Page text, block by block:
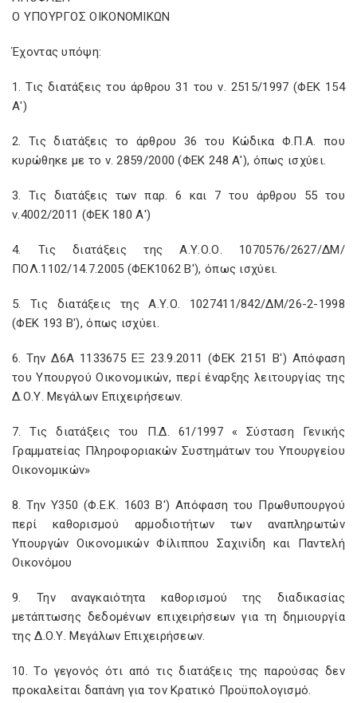
Ο ΥΠΟΥΡΓΟΣ ΟΙΚΟΝΟΜΙΚΩΝ
Έχοντας υπόψη:
1. Τις διατάξεις του άρθρου 31 του ν. 2515/1997 (ΦΕΚ 154
Α')
2. Τις διατάξεις το άρθρου 36 του Κώδικα Φ.Π.Α. που
κυρώθηκε με το ν. 2859/2000 (ΦΕΚ 248 Α'), όπως ισχύει.
3. Τις διατάξεις των παρ. 6 και 7 του άρθρου 55 του
ν.4002/2011 (ΦΕΚ 180 Α')
4. Τις διατάξεις της Α.Υ.Ο.Ο. 1070576/2627/ΔΜ/
ΠΟΛ.1102/14.7.2005 (ΦΕΚ1062 Β'), όπως ισχύει.
5. Τις διατάξεις της Α.Υ.Ο. 1027411/842/ΔΜ/26-2-1998
(ΦΕΚ 193 Β'), όπως ισχύει.
6. Την Δ6Α 1133675 ΕΞ 23.9.2011 (ΦΕΚ 2151 Β') Απόφαση
του Υπουργού Οικονομικών, περί έναρξης λειτουργίας της
Δ.Ο.Υ. Μεγάλων Επιχειρήσεων.
7. Τις διατάξεις του Π.Δ. 61/1997 « Σύσταση Γενικής
Γραμματείας Πληροφοριακών Συστημάτων του Υπουργείου
Οικονομικών»
8. Την Υ350 (Φ.Ε.Κ. 1603 Β') Απόφαση του Πρωθυπουργού
περί καθορισμού αρμοδιοτήτων των αναπληρωτών
Υπουργών Οικονομικών Φίλιππου Σαχινίδη και Παντελή
Οικονόμου
9. Την αναγκαιότητα καθορισμού της διαδικασίας
μετάπτωσης δεδομένων επιχειρήσεων για τη δημιουργία
της Δ.Ο.Υ. Μεγάλων Επιχειρήσεων.
10. Το γεγονός ότι από τις διατάξεις της παρούσας δεν
προκαλείται δαπάνη για τον Κρατικό Προϋπολογισμό.